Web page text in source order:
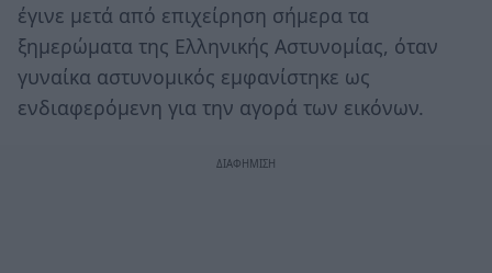
έγινε μετά από επιχείρηση σήμερα τα
ξημερώματα της Ελληνικής Αστυνομίας, όταν
γυναίκα αστυνομικός εμφανίστηκε ως
ενδιαφερόμενη για την αγορά των εικόνων.